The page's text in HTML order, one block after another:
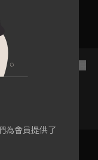
為會員提供了